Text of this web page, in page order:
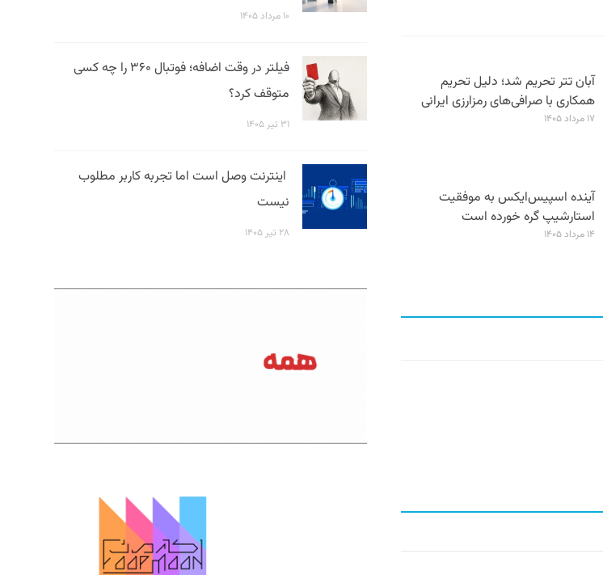
آبان تتر تحریم شد؛ دلیل تحریم
همکاری با صرافی‌های رمزارزی ایرانی
۱۷ مرداد ۱۴۰۵
آینده اسپیس‌ایکس به موفقیت
استارشیپ گره خورده است
۱۴ مرداد ۱۴۰۵
۱۰ مرداد ۱۴۰۵
فیلتر در وقت اضافه؛ فوتبال ۳۶۰ را چه کسی
متوقف کرد؟
۳۱ تیر ۱۴۰۵
اینترنت وصل است اما تجربه کاربر مطلوب
نیست
۲۸ تیر ۱۴۰۵